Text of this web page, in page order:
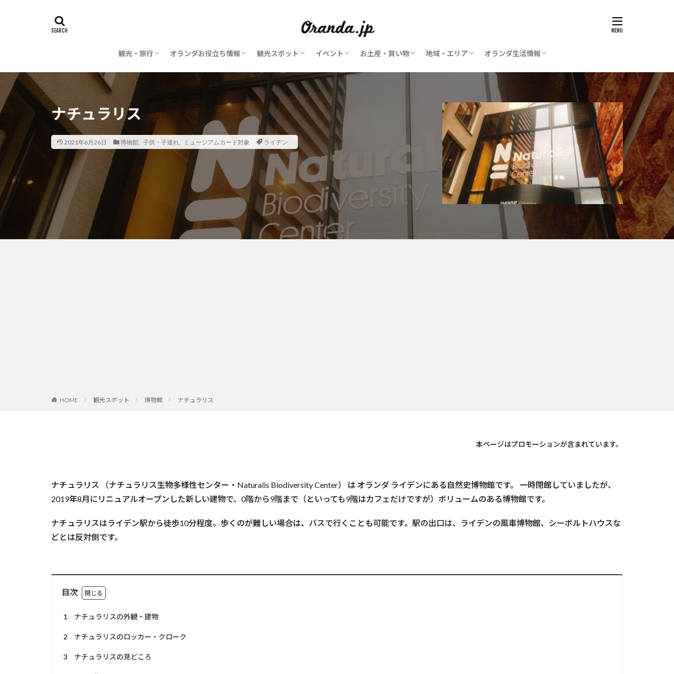
観光・旅行
時期・季節
旅行の計画
飛行機・航空会社
レストラン・料理
芸術
建築
世界遺産
お花
子供・子連れ
オランダお役立ち情報
オランダ雑学
オランダ語
お金
交通
日本でオランダ
観光スポット
美術館
博物館
動物園・水族館
遊園地・テーマパーク
風車
公園
お花
マーケット・市場
ショッピングモール
子供・子連れ
イベント
2026年イベント
花のイベント
チーズのイベント
アンティークマーケット
クリスマスマーケット
お土産・買い物
ショップ
ショッピングモール
マーケット・市場
オランダ発ブランド
地域・エリア
アムステルダム
アムステルフェーン
スキポール空港
ライデン
ハーグ（デン・ハーグ）
ユトレヒト
マーストリヒト
オランダ生活情報
一時帰国
ナチュラリス
2021年6月26日 博物館 子供・子連れ ミュージアムカード対象 ライデン
HOME 観光スポット 博物館 ナチュラリス
本ページはプロモーションが含まれています。
ナチュラリス （ナチュラリス生物多様性センター・Naturalis Biodiversity Center） は オランダ ライデンにある自然史博物館です。 一時閉館していましたが、
2019年8月にリニュアルオープンした新しい建物で、0階から9階まで（といっても9階はカフェだけですが）ボリュームのある博物館です。
ナチュラリスはライデン駅から徒歩10分程度。歩くのが難しい場合は、バスで行くことも可能です。駅の出口は、ライデンの風車博物館、シーボルトハウスな
どとは反対側です。
目次
1 ナチュラリスの外観・建物
2 ナチュラリスのロッカー・クローク
3 ナチュラリスの見どころ